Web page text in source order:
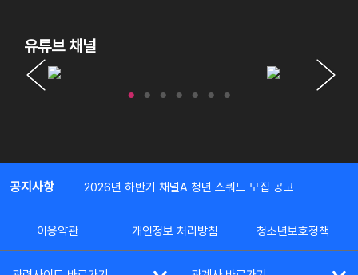
유튜브 채널
공지사항 2026년 하반기 채널A 청년 스쿼드 모집 공고
이용약관 개인정보 처리방침 청소년보호정책